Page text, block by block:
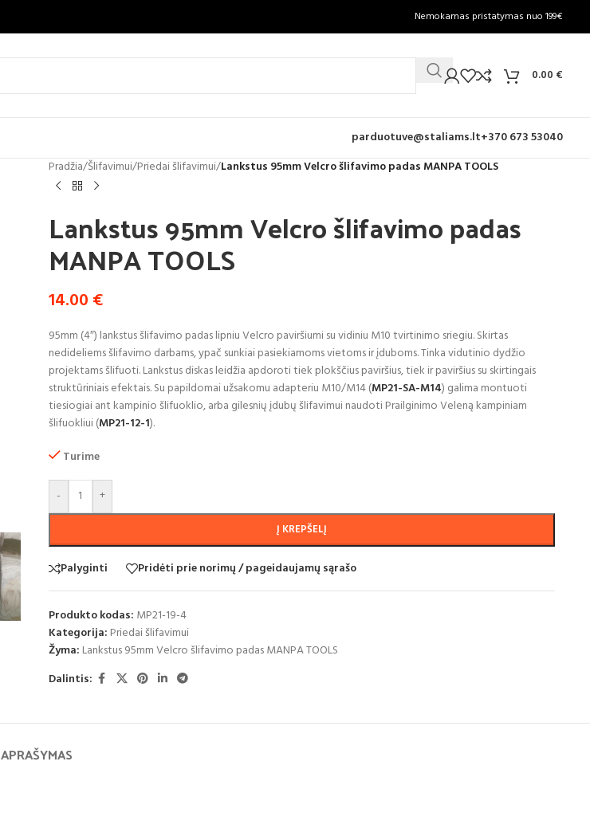
Nemokamas pristatymas nuo 199€
0.00 €
parduotuve@staliams.lt+370 673 53040
Pradžia/Šlifavimui/Priedai šlifavimui/Lankstus 95mm Velcro šlifavimo padas MANPA TOOLS
Lankstus 95mm Velcro šlifavimo padas
MANPA TOOLS
14.00 €
95mm (4″) lankstus šlifavimo padas lipniu Velcro paviršiumi su vidiniu M10 tvirtinimo sriegiu. Skirtas
nedideliems šlifavimo darbams, ypač sunkiai pasiekiamoms vietoms ir įduboms. Tinka vidutinio dydžio
projektams šlifuoti. Lankstus diskas leidžia apdoroti tiek plokščius paviršius, tiek ir paviršius su skirtingais
struktūriniais efektais. Su papildomai užsakomu adapteriu M10/M14 (MP21-SA-M14) galima montuoti
tiesiogiai ant kampinio šlifuoklio, arba gilesnių įdubų šlifavimui naudoti Prailginimo Veleną kampiniam
šlifuokliui (MP21-12-1).
Turime
- +
Į KREPŠELĮ
Palyginti Pridėti prie norimų / pageidaujamų sąrašo
Produkto kodas: MP21-19-4
Kategorija: Priedai šlifavimui
Žyma: Lankstus 95mm Velcro šlifavimo padas MANPA TOOLS
Dalintis:
APRAŠYMAS